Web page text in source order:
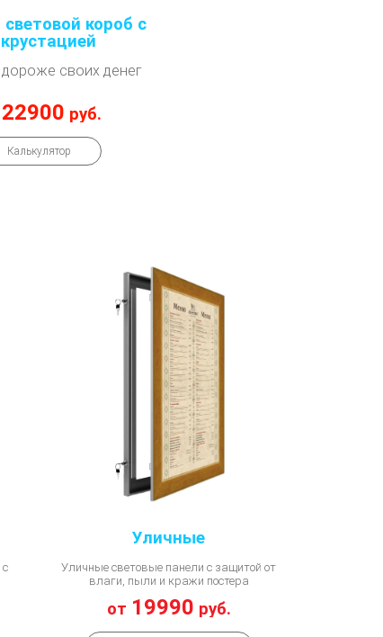
короб с
дороже своих денег
22900 руб.
Калькулятор
Уличные
Уличные световые панели с защитой от
влаги, пыли и кражи постера
от 19990 руб.